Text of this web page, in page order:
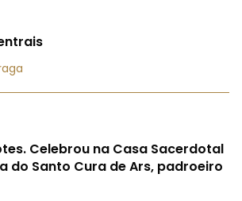
Celebrou na Casa Sacerdotal
do Santo Cura de Ars, padroeiro